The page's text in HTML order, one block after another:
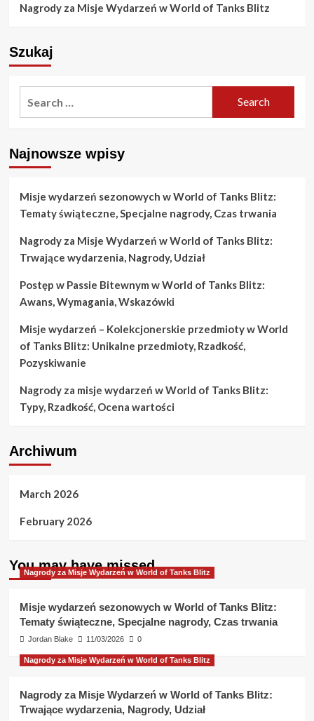
Nagrody za Misje Wydarzeń w World of Tanks Blitz
Szukaj
Najnowsze wpisy
Misje wydarzeń sezonowych w World of Tanks Blitz:
Tematy świąteczne, Specjalne nagrody, Czas trwania
Nagrody za Misje Wydarzeń w World of Tanks Blitz:
Trwające wydarzenia, Nagrody, Udział
Postęp w Passie Bitewnym w World of Tanks Blitz:
Awans, Wymagania, Wskazówki
Misje wydarzeń – Kolekcjonerskie przedmioty w World
of Tanks Blitz: Unikalne przedmioty, Rzadkość,
Pozyskiwanie
Nagrody za misje wydarzeń w World of Tanks Blitz:
Typy, Rzadkość, Ocena wartości
Archiwum
March 2026
February 2026
You may have missed
Nagrody za Misje Wydarzeń w World of Tanks Blitz
Misje wydarzeń sezonowych w World of Tanks Blitz:
Tematy świąteczne, Specjalne nagrody, Czas trwania
Jordan Blake 11/03/2026 0
Nagrody za Misje Wydarzeń w World of Tanks Blitz
Nagrody za Misje Wydarzeń w World of Tanks Blitz:
Trwające wydarzenia, Nagrody, Udział